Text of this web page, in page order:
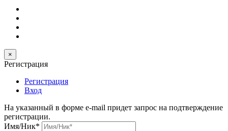
×
Регистрация
Регистрация
Вход
На указанный в форме e-mail придет запрос на подтверждение
регистрации.
Имя/Ник*